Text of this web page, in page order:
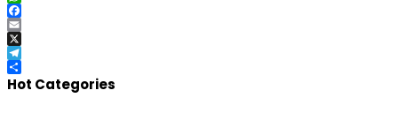
WhatsApp
Facebook
Email
X
Telegram
Share
Hot Categories